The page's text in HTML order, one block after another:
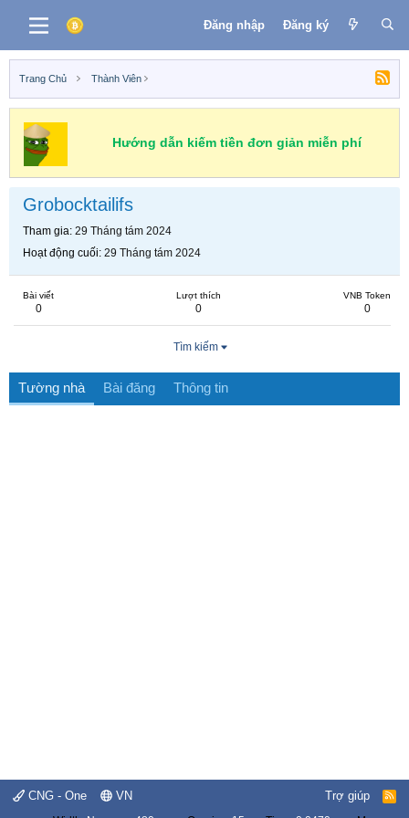
Đăng nhập Đăng ký
Trang Chủ Thành Viên
Hướng dẫn kiếm tiền đơn giản miễn phí
Grobocktailifs
Tham gia 29 Tháng tám 2024
Hoạt động cuối 29 Tháng tám 2024
Bài viết
0
Lượt thích
0
VNB Token
0
Tìm kiếm
Tường nhà Bài đăng Thông tin
CNG - One VN Trợ giúp
R